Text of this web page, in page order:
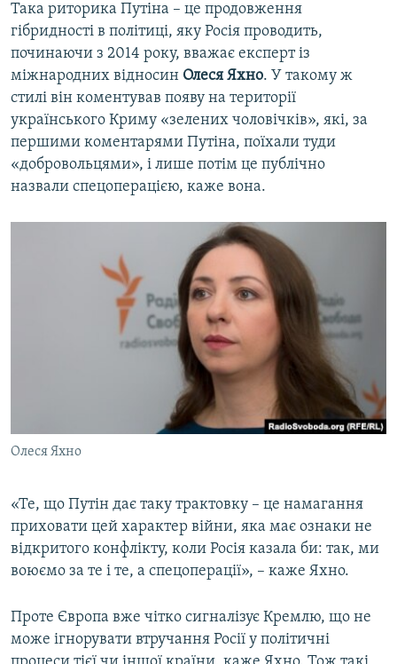
Така риторика Путіна – це продовження
гібридності в політиці, яку Росія проводить,
починаючи з 2014 року, вважає експерт із
міжнародних відносин Олеся Яхно. У такому ж
стилі він коментував появу на території
українського Криму «зелених чоловічків», які, за
першими коментарями Путіна, поїхали туди
«добровольцями», і лише потім це публічно
назвали спецоперацією, каже вона.
Олеся Яхно
«Те, що Путін дає таку трактовку – це намагання
приховати цей характер війни, яка має ознаки не
відкритого конфлікту, коли Росія казала би: так, ми
воюємо за те і те, а спецоперації», – каже Яхно.
Проте Європа вже чітко сигналізує Кремлю, що не
може ігнорувати втручання Росії у політичні